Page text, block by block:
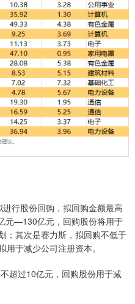
行股份回购，拟回购金额最高
元—130亿元，回购股份将用于
；其次是赛力斯，拟回购不低于
于减少公司注册资本。
超过10亿元，回购股份用于减